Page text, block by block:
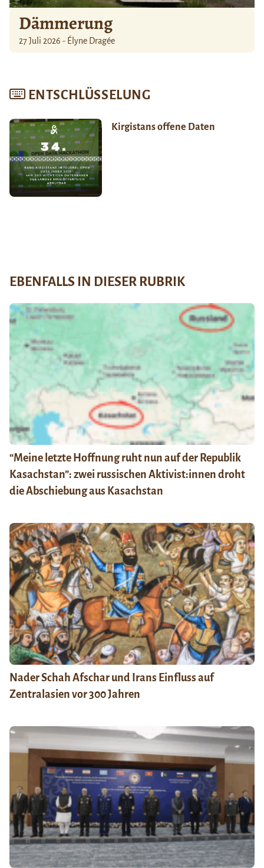
Dämmerung
27 Juli 2026 - Élyne Dragée
ENTSCHLÜSSELUNG
Kirgistans offene Daten
EBENFALLS IN DIESER RUBRIK
“Meine letzte Hoffnung ruht nun auf der Republik
Kasachstan”: zwei russischen Aktivist:innen droht
die Abschiebung aus Kasachstan
Nader Schah Afschar und Irans Einfluss auf
Zentralasien vor 300 Jahren